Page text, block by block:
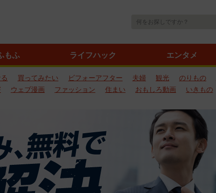
もふ ライフハック エンタメ
買ってみたい ビフォーアフター 夫婦 観光 のりもの
ウェブ漫画 ファッション 住まい おもしろ動画 いきもの